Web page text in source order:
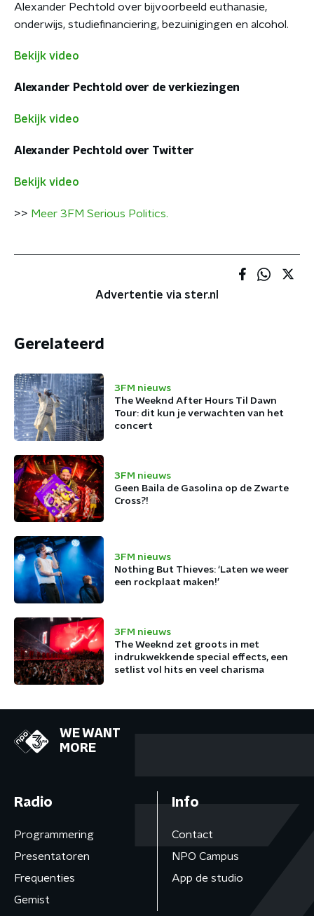
Alexander Pechtold over bijvoorbeeld euthanasie,
onderwijs, studiefinanciering, bezuinigingen en alcohol.
Bekijk video
Alexander Pechtold over de verkiezingen
Bekijk video
Alexander Pechtold over Twitter
Bekijk video
>> Meer 3FM Serious Politics.
Advertentie via ster.nl
Gerelateerd
3FM nieuws
The Weeknd After Hours Til Dawn
Tour: dit kun je verwachten van het
concert
3FM nieuws
Geen Baila de Gasolina op de Zwarte
Cross?!
3FM nieuws
Nothing But Thieves: ‘Laten we weer
een rockplaat maken!’
3FM nieuws
The Weeknd zet groots in met
indrukwekkende special effects, een
setlist vol hits en veel charisma
WE WANT
MORE
Radio
Programmering
Presentatoren
Frequenties
Gemist
Info
Contact
NPO Campus
App de studio